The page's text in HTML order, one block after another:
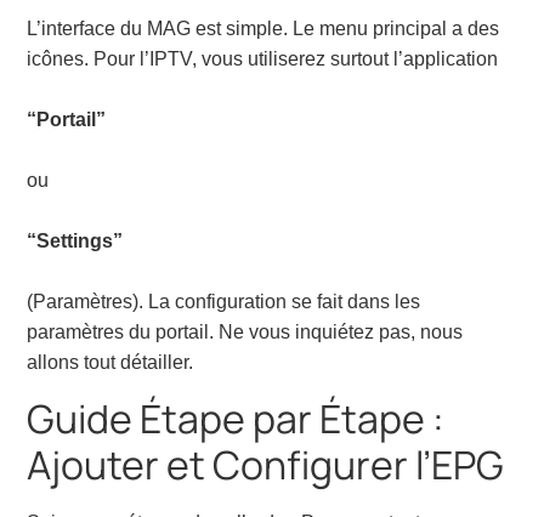
L’interface du MAG est simple. Le menu principal a des
icônes. Pour l’IPTV, vous utiliserez surtout l’application
“Portail”
ou
“Settings”
(Paramètres). La configuration se fait dans les
paramètres du portail. Ne vous inquiétez pas, nous
allons tout détailler.
Guide Étape par Étape :
Ajouter et Configurer l’EPG